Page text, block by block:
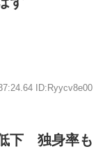
ID:Ryycv8e00
下 独身率も